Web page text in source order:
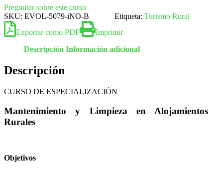
MEDIACIÓN. MF1040_3
Preguntar sobre este curso
SKU: EVOL-5079-iNO-B Etiqueta: Turismo Rural
Exportar como PDF
Imprimir
Descripción Información adicional
Descripción
CURSO DE ESPECIALIZACIÓN
Mantenimiento y Limpieza en Alojamientos
Rurales
Objetivos